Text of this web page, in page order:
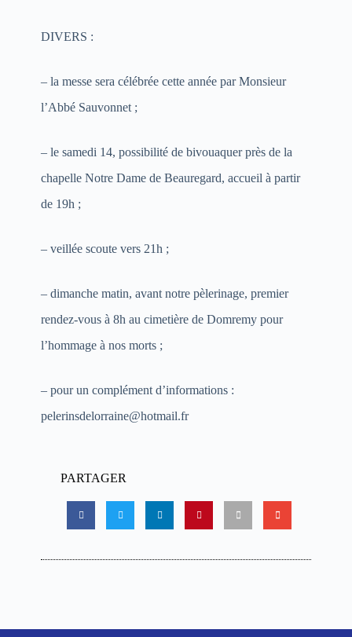
DIVERS :
– la messe sera célébrée cette année par Monsieur
l’Abbé Sauvonnet ;
– le samedi 14, possibilité de bivouaquer près de la
chapelle Notre Dame de Beauregard, accueil à partir
de 19h ;
– veillée scoute vers 21h ;
– dimanche matin, avant notre pèlerinage, premier
rendez-vous à 8h au cimetière de Domremy pour
l’hommage à nos morts ;
– pour un complément d’informations :
pelerinsdelorraine@hotmail.fr
PARTAGER